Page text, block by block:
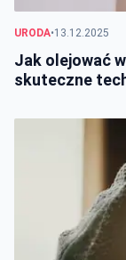
URODA•13.12.2025
Jak olejować
skuteczne